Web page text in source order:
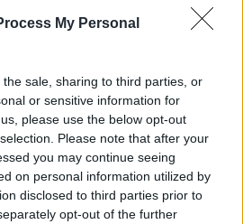
My Personal
sale, sharing to third parties, or
or sensitive information for
please use the below opt-out
Please note that after your
you may continue seeing
on personal information utilized by
disclosed to third parties prior to
opt-out of the further
Nueva Generación: Su
y Sus Implicaciones
Jalisco Nueva Generación en
significativo en la historia del